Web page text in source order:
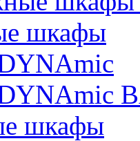
шкафы
шкафы